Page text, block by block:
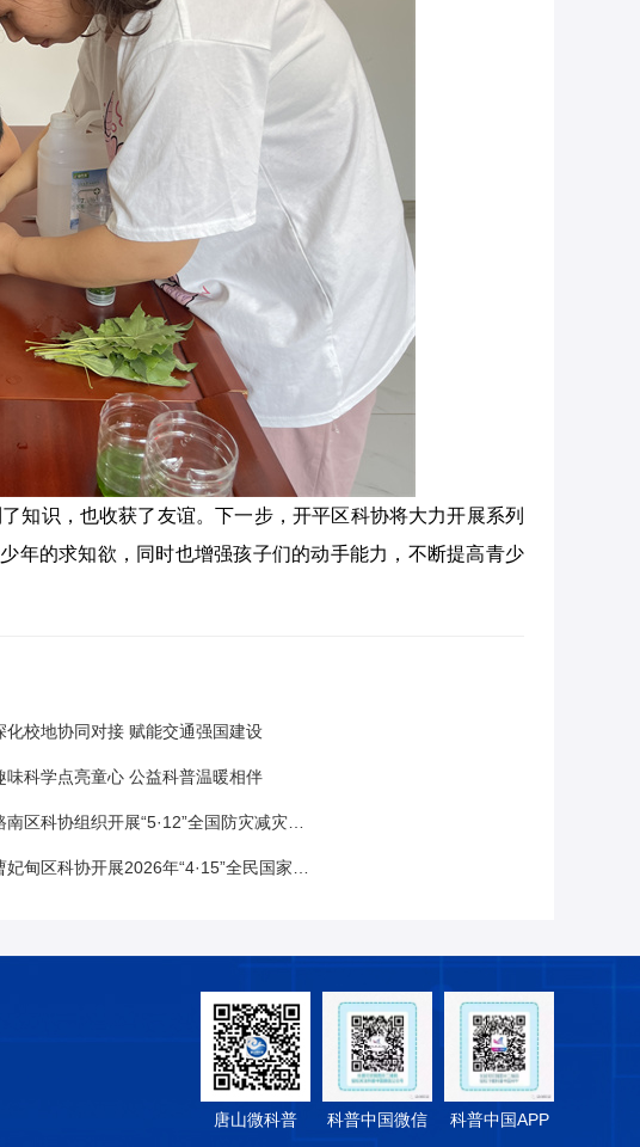
知识，也收获了友谊。下一步，开平区科协将大力开展系列
年的求知欲，同时也增强孩子们的动手能力，不断提高青少
化校地协同对接 赋能交通强国建设
味科学点亮童心 公益科普温暖相伴
区科协组织开展“5·12”全国防灾减灾日主题科普进校园活动
甸区科协开展2026年“4·15”全民国家安全教育日宣传活动
唐山微科普 科普中国微信 科普中国APP